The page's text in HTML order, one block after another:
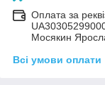
Оплата за
Мосякин
Всі умови оплати